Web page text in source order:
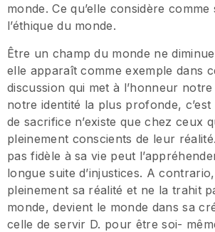
monde. Ce qu’elle considère comme
l’éthique du monde.
Être un champ du monde ne
elle apparaît comme exemple dans
discussion qui met à l’honneur
notre identité la plus profonde, c’est
de sacrifice n’existe que chez ceux
pleinement conscients de leur
pas fidèle à sa vie peut
longue suite d’injustices. A
pleinement sa réalité et ne la trahit
monde, devient le monde dans sa
celle de servir D. pour être soi-